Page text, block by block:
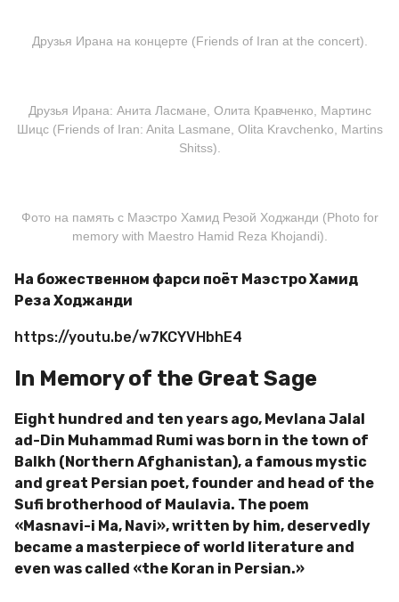
Друзья Ирана на концерте (Friends of Iran at the concert).
Друзья Ирана: Анита Ласмане, Олита Кравченко, Мартинс
Шицс (Friends of Iran: Anita Lasmane, Olita Kravchenko, Martins
Shitss).
Фото на память с Маэстро Хамид Резой Ходжанди (Photo for
memory with Maestro Hamid Reza Khojandi).
На божественном фарси поёт Маэстро Хамид
Реза Ходжанди
https://youtu.be/w7KCYVHbhE4
In Memory of the Great Sage
Eight hundred and ten years ago, Mevlana Jalal
ad-Din Muhammad Rumi was born in the town of
Balkh (Northern Afghanistan), a famous mystic
and great Persian poet, founder and head of the
Sufi brotherhood of Maulavia. The poem
«Masnavi-i Ma, Navi», written by him, deservedly
became a masterpiece of world literature and
even was called «the Koran in Persian.»